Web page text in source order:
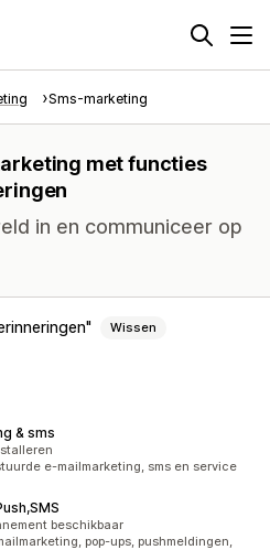
Sms-marketing
met functies
in en communiceer op
Wissen
& sms
e-mailmarketing, sms en service
beschikbaar
pop-ups, pushmeldingen,